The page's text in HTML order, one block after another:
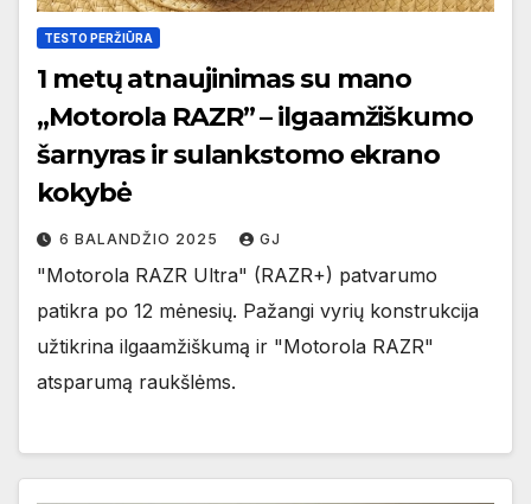
TESTO PERŽIŪRA
1 metų atnaujinimas su mano
„Motorola RAZR” – ilgaamžiškumo
šarnyras ir sulankstomo ekrano
kokybė
6 BALANDŽIO 2025 GJ
"Motorola RAZR Ultra" (RAZR+) patvarumo
patikra po 12 mėnesių. Pažangi vyrių konstrukcija
užtikrina ilgaamžiškumą ir "Motorola RAZR"
atsparumą raukšlėms.